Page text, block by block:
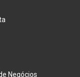
Negócios